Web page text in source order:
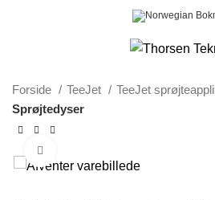
Forside TeeJet TeeJet
Sprøjtedyser